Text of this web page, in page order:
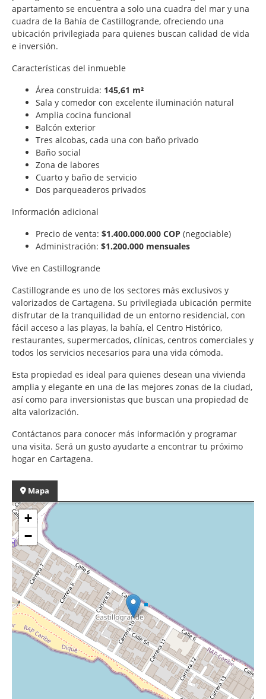
apartamento se encuentra a solo una cuadra del mar y una
cuadra de la Bahía de Castillogrande, ofreciendo una
ubicación privilegiada para quienes buscan calidad de vida
e inversión.
Características del inmueble
Área construida: 145,61 m²
Sala y comedor con excelente iluminación natural
Amplia cocina funcional
Balcón exterior
Tres alcobas, cada una con baño privado
Baño social
Zona de labores
Cuarto y baño de servicio
Dos parqueaderos privados
Información adicional
Precio de venta: $1.400.000.000 COP (negociable)
Administración: $1.200.000 mensuales
Vive en Castillogrande
Castillogrande es uno de los sectores más exclusivos y
valorizados de Cartagena. Su privilegiada ubicación permite
disfrutar de la tranquilidad de un entorno residencial, con
fácil acceso a las playas, la bahía, el Centro Histórico,
restaurantes, supermercados, clínicas, centros comerciales y
todos los servicios necesarios para una vida cómoda.
Esta propiedad es ideal para quienes desean una vivienda
amplia y elegante en una de las mejores zonas de la ciudad,
así como para inversionistas que buscan una propiedad de
alta valorización.
Contáctanos para conocer más información y programar
una visita. Será un gusto ayudarte a encontrar tu próximo
hogar en Cartagena.
Mapa
+
−